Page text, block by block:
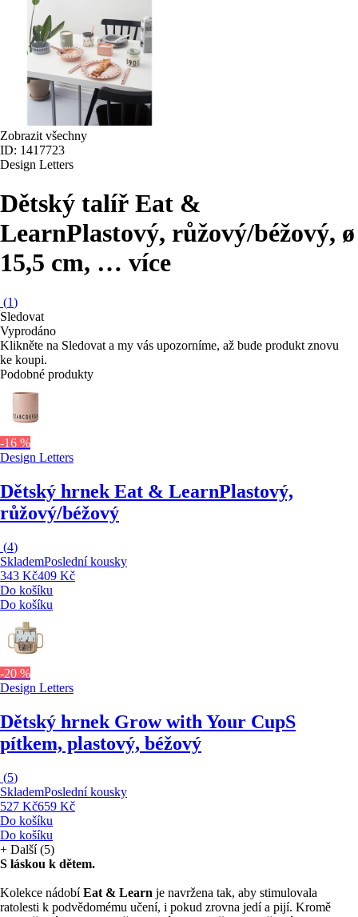
Zobrazit všechny
ID: 1417723
Design Letters
Dětský talíř Eat &
LearnPlastový, růžový/béžový, ø
15,5 cm, … více
(1)
Sledovat
Vyprodáno
Klikněte na Sledovat a my vás upozorníme, až bude produkt znovu
ke koupi.
Podobné produkty
-16 %
Design Letters
Dětský hrnek Eat & LearnPlastový,
růžový/béžový
(4)
SklademPoslední kousky
343 Kč409 Kč
Do košíku
Do košíku
-20 %
Design Letters
Dětský hrnek Grow with Your CupS
pítkem, plastový, béžový
(5)
SklademPoslední kousky
527 Kč659 Kč
Do košíku
Do košíku
+ Další (5)
S láskou k dětem.
Kolekce nádobíEat & Learn je navržena tak, aby stimulovala
ratolesti k podvědomému učení, i pokud zrovna jedí a pijí. Kromě